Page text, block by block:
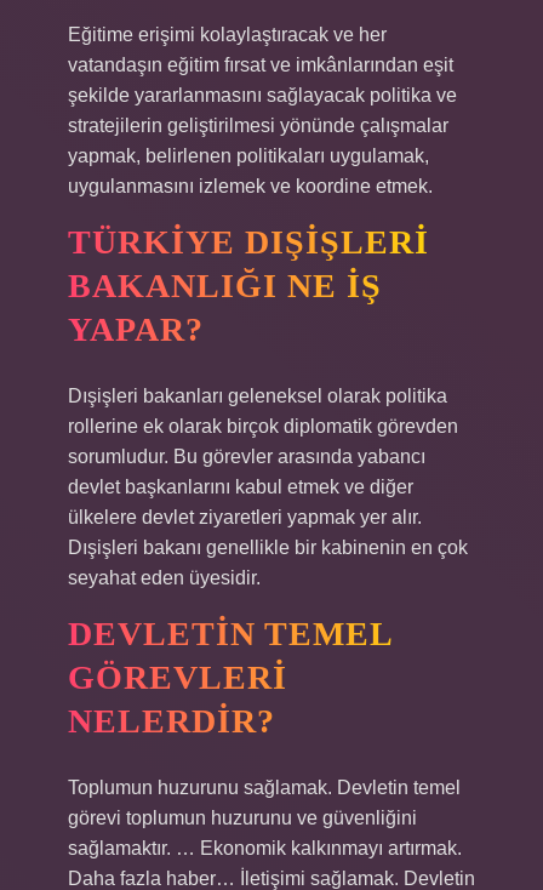
Eğitime erişimi kolaylaştıracak ve her
vatandaşın eğitim fırsat ve imkânlarından eşit
şekilde yararlanmasını sağlayacak politika ve
stratejilerin geliştirilmesi yönünde çalışmalar
yapmak, belirlenen politikaları uygulamak,
uygulanmasını izlemek ve koordine etmek.
TÜRKIYE DIŞIŞLERI
BAKANLIĞI NE IŞ
YAPAR?
Dışişleri bakanları geleneksel olarak politika
rollerine ek olarak birçok diplomatik görevden
sorumludur. Bu görevler arasında yabancı
devlet başkanlarını kabul etmek ve diğer
ülkelere devlet ziyaretleri yapmak yer alır.
Dışişleri bakanı genellikle bir kabinenin en çok
seyahat eden üyesidir.
DEVLETIN TEMEL
GÖREVLERI
NELERDIR?
Toplumun huzurunu sağlamak. Devletin temel
görevi toplumun huzurunu ve güvenliğini
sağlamaktır. … Ekonomik kalkınmayı artırmak.
Daha fazla haber… İletişimi sağlamak. Devletin